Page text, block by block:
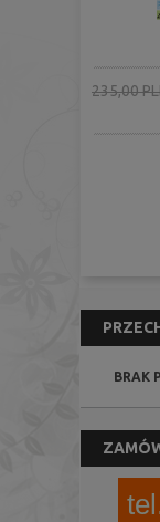
235,00
BRAK